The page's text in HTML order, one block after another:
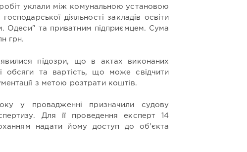
уклали між комунальною установою
діяльності закладів освіти
Одеси" та приватним підприємцем. Сума
грн.
підозри, що в актах виконаних
обсяги та вартість, що може свідчити
з метою розтрати коштів.
у провадженні призначили судову
Для її проведення експерт 14
надати йому доступ до об’єкта